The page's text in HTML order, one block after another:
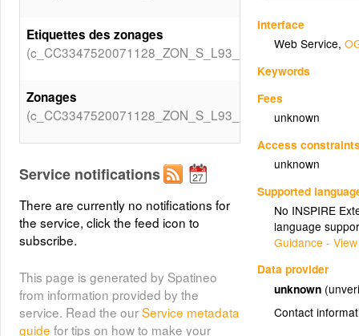
Interface
Web Service,
Keywords
Fees
unknown
Access
unknown
Supported
No INSPIRE
language
Guidance -
Data provider
unknown
Contact
Etiquettes des zonages
(c_CC3347520071128_ZON_S_L93_Etiquettes)
Zonages
(c_CC3347520071128_ZON_S_L93_Valeurs_DESTDOMI)
Service notifications
There are currently no notifications for
the service, click the feed icon to
subscribe.
This page is generated by Spatineo
from information provided by the
service. Read the ourService metadata
guide for tips on how to make your